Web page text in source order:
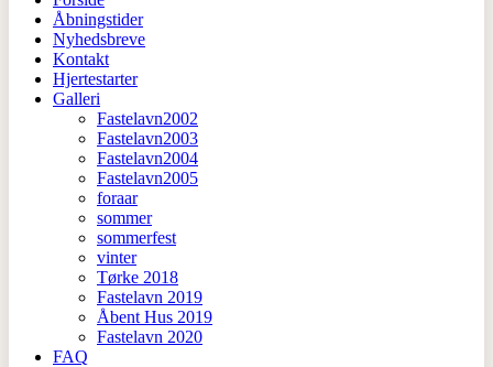
Åbningstider
Nyhedsbreve
Kontakt
Hjertestarter
Galleri
Fastelavn2002
Fastelavn2003
Fastelavn2004
Fastelavn2005
foraar
sommer
sommerfest
vinter
Tørke 2018
Fastelavn 2019
Åbent Hus 2019
Fastelavn 2020
FAQ